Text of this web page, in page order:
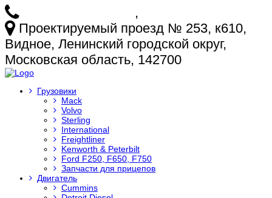
,
Проектируемый проезд № 253, к610,
Видное, Ленинский городской округ,
Московская область, 142700
Грузовики
Mack
Volvo
Sterling
International
Freightliner
Kenworth & Peterbilt
Ford F250, F650, F750
Запчасти для прицепов
Двигатель
Cummins